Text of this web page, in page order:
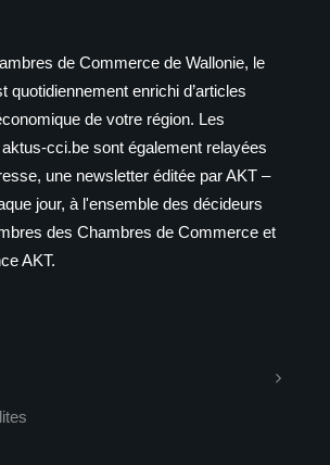
de Commerce de Wallonie, le
quotidiennement enrichi d’articles
de votre région. Les
cci.be sont également relayées
une newsletter éditée par AKT –
jour, à l'ensemble des décideurs
des Chambres de Commerce et
AKT.